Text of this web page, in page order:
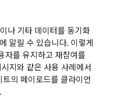
나 기타 데이터를 동기화
알릴 수 있습니다. 이렇게
자를 유지하고 재참여를
지와 같은 사용 사례에서
의 페이로드를 클라이언